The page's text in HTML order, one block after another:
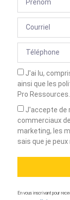
J'ai lu,
ainsi que les
Pro
J'accepte de
commerciaux
marketing, les
sais que je
En vous inscrivant pour